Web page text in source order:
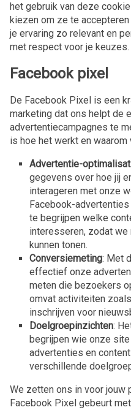
het gebruik van deze
kiezen om ze te
je ervaring zo relevant en
met respect voor je keuzes.
Facebook pixel
De Facebook Pixel is een
marketing dat ons helpt de
advertentiecampagnes te
is hoe het werkt en waarom
Advertentie-
gegevens over hoe jij
interageren met onze
Facebook-
te begrijpen welke
interesseren, zodat
kunnen tonen.
Conversiemeting: Met
effectief onze
meten die bezoekers
omvat activiteiten
inschrijven voor
Doelgroepinzichten:
begrijpen wie onze
advertenties en
verschillende
We zetten ons in voor jouw
Facebook Pixel gebeurt